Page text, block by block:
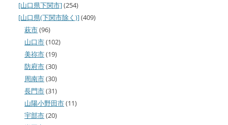
[山口県下関市](254)
[山口県(下関市除く)](409)
萩市(96)
山口市(102)
美祢市(19)
防府市(30)
周南市(30)
長門市(31)
山陽小野田市(11)
宇部市(20)